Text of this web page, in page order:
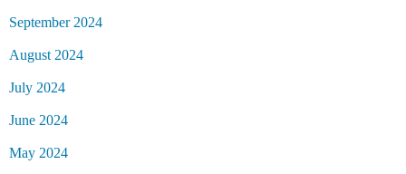
September 2024
August 2024
July 2024
June 2024
May 2024